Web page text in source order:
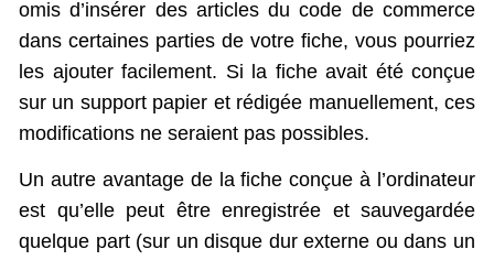
omis d’insérer des articles du code de commerce
dans certaines parties de votre fiche, vous pourriez
les ajouter facilement. Si la fiche avait été conçue
sur un support papier et rédigée manuellement, ces
modifications ne seraient pas possibles.
Un autre avantage de la fiche conçue à l’ordinateur
est qu’elle peut être enregistrée et sauvegardée
quelque part (sur un disque dur externe ou dans un